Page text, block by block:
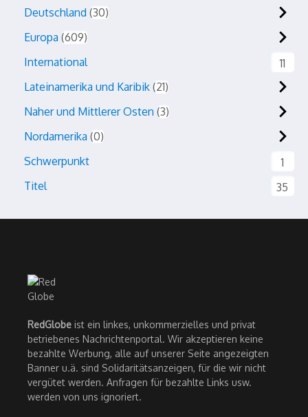
Deutschland 30
Europa 609
International
11
Lateinamerika und Karibik 21
Naher und Mittlerer Osten 3
Nordamerika 0
Schwerpunkt
1
Titel
35
RedGlobe ist ein linkes, unkommerzielles und privat
betriebenes Nachrichtenportal. Wir akzeptieren keine
bezahlte Werbung, alle auf unserer Seite angezeigten
Banner u.ä. sind Solidaritätsanzeigen, für die wir nicht
vergütet werden. Anfragen für bezahlte Links usw.
werden von uns ignoriert.